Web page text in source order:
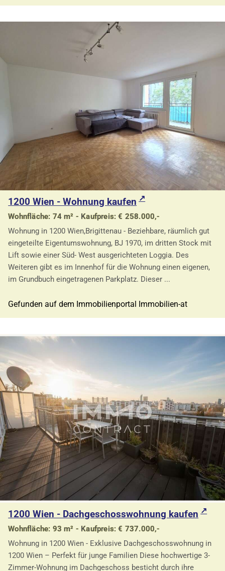
1200 Wien - Wohnung kaufen
Wohnfläche: 74 m² - Kaufpreis: € 258.000,-
Wohnung in 1200 Wien,Brigittenau - Beziehbare, räumlich gut
eingeteilte Eigentumswohnung, BJ 1970, im dritten Stock mit
Lift sowie einer Süd- West ausgerichteten Loggia. Des
Weiteren gibt es im Innenhof für die Wohnung einen eigenen,
im Grundbuch eingetragenen Parkplatz. Dieser ...
Gefunden auf dem Immobilienportal Immobilien-at
1200 Wien - Dachgeschosswohnung kaufen
Wohnfläche: 93 m² - Kaufpreis: € 737.000,-
Wohnung in 1200 Wien - Exklusive Dachgeschosswohnung in
1200 Wien – Perfekt für junge Familien Diese hochwertige 3-
Zimmer-Wohnung im Dachgeschoss besticht durch ihre